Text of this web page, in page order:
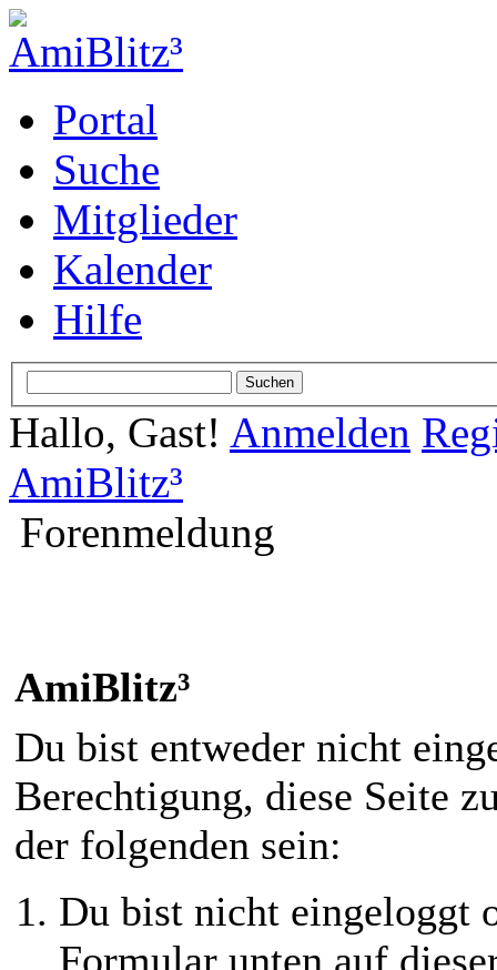
Portal
Suche
Mitglieder
Kalender
Hilfe
Hallo, Gast! Anmelden
AmiBlitz³
Forenmeldung
AmiBlitz³
Du bist entweder nicht
Berechtigung, diese Seite
der folgenden sein:
Du bist nicht eingeloggt
Formular unten auf